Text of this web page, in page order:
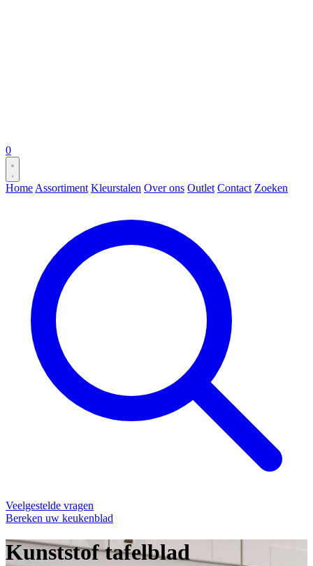
0
Home Assortiment Kleurstalen Over ons Outlet Contact Zoeken
Veelgestelde vragen
Bereken uw keukenblad
Kunststof tafelblad